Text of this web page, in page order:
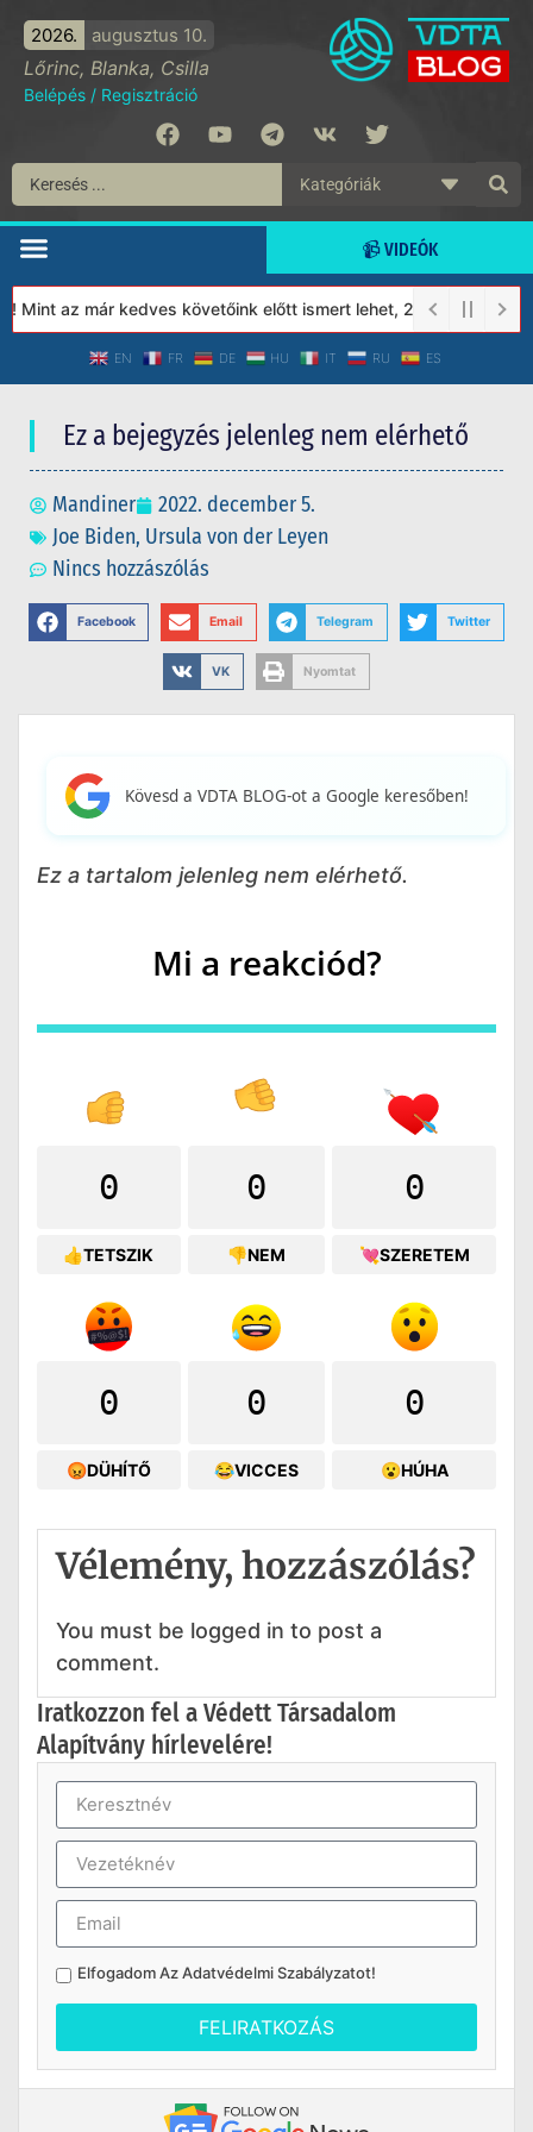
2026. augusztus 10.
Lőrinc, Blanka, Csilla
Belépés / Regisztráció
📹 VIDEÓK
az már kedves követőink előtt ismert lehet, 2023-tól a
EN FR DE HU IT RU ES
Ez a bejegyzés jelenleg nem elérhető
Mandiner
2022. december 5.
Joe Biden, Ursula von der Leyen
Nincs hozzászólás
Facebook Email Telegram Twitter
VK Nyomtat
Kövesd a VDTA BLOG-ot a Google keresőben!
Ez a tartalom jelenleg nem elérhető.
Mi a reakciód?
0
👍TETSZIK
0
👎NEM
0
💘SZERETEM
0
😡DÜHÍTŐ
0
😂VICCES
0
😮HÚHA
Vélemény, hozzászólás?
You must be logged in to post a
comment.
Iratkozzon fel a Védett Társadalom
Alapítvány hírlevelére!
Elfogadom AzAdatvédelmi Szabályzatot!
FELIRATKOZÁS